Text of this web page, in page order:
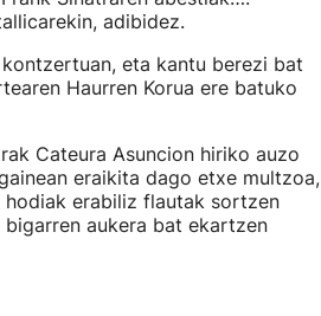
adibidez.
eta kantu berezi bat
Haurren Korua ere batuko
Cateura Asuncion hiriko auzo
eraikita dago etxe multzoa,
erabiliz flautak sortzen
aukera bat ekartzen